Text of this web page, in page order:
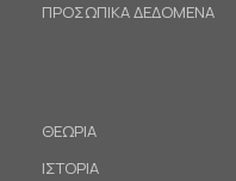
ΠΡΟΣΩΠΙΚΑ ΔΕΔΟΜΕΝΑ
ΘΕΩΡΙΑ
ΙΣΤΟΡΙΑ